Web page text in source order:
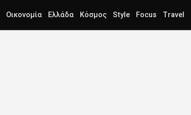
Οικονομία Ελλάδα Κόσμος Style Focus Travel